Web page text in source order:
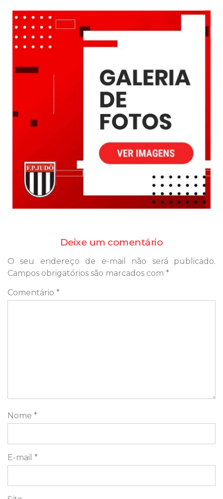
Deixe um comentário
O seu endereço de e-mail não será publicado.
Campos obrigatórios são marcados com *
Comentário *
Nome *
E-mail *